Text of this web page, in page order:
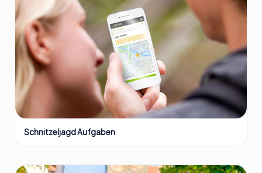
Schnitzeljagd Aufgaben